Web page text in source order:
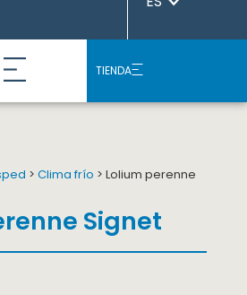
TIENDA
> Clima frío > Lolium perenne
Signet